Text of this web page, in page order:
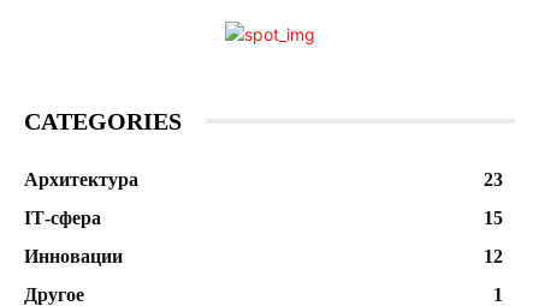
CATEGORIES
Архитектура
23
ІТ-сфера
15
Инновации
12
Другое
1